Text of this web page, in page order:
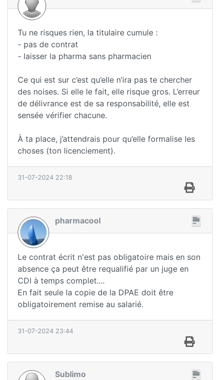
Tu ne risques rien, la titulaire cumule :
- pas de contrat
- laisser la pharma sans pharmacien
Ce qui est sur c’est qu’elle n’ira pas te chercher
des noises. Si elle le fait, elle risque gros. L’erreur
de délivrance est de sa responsabilité, elle est
sensée vérifier chacune.
À ta place, j’attendrais pour qu’elle formalise les
choses (ton licenciement).
31-07-2024 22:18
pharmacool
Le contrat écrit n'est pas obligatoire mais en son
absence ça peut être requalifié par un juge en
CDI à temps complet....
En fait seule la copie de la DPAE doit être
obligatoirement remise au salarié.
31-07-2024 23:44
Sublimo